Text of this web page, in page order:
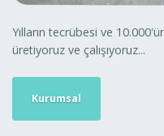
Yılların tecrübesi ve
üretiyoruz ve çalışıyoruz...
Kurumsal